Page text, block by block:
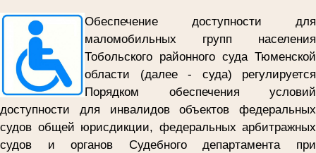
Обеспечение доступности для
маломобильных групп населения
Тобольского районного суда Тюменской
области (далее - суда) регулируется
Порядком обеспечения условий
доступности для инвалидов объектов федеральных
судов общей юрисдикции, федеральных арбитражных
судов и органов Судебного департамента при